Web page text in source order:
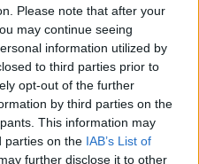
Please note that after your
may continue seeing
information utilized by
to third parties prior to
opt-out of the further
by third parties on the
This information may
parties on the IAB’s List of
further disclose it to other